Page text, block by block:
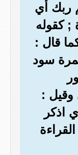
ربك أي
; كقوله
قال :
سود
وقيل :
اذكر